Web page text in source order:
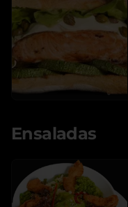
Ensaladas